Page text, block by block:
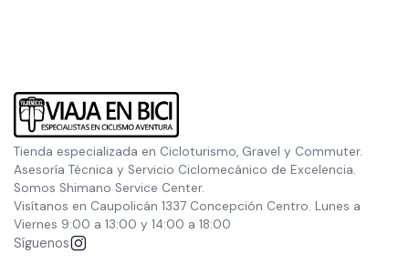
Tienda especializada en Cicloturismo, Gravel y Commuter.
Asesoría Técnica y Servicio Ciclomecánico de Excelencia.
Somos Shimano Service Center.
Visítanos en Caupolicán 1337 Concepción Centro. Lunes a
Viernes 9:00 a 13:00 y 14:00 a 18:00
Síguenos